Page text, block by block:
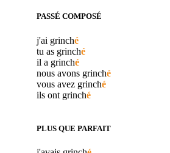
PASSÉ COMPOSÉ
j'ai grinché
tu as grinché
il a grinché
nous avons grinché
vous avez grinché
ils ont grinché
PLUS QUE PARFAIT